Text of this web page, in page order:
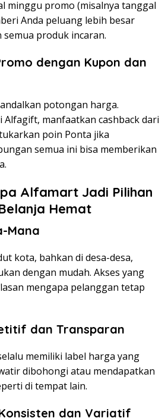
minggu promo (misalnya tanggal
Anda peluang lebih besar
produk incaran.
dengan Kupon dan
potongan harga.
Alfagift, manfaatkan cashback dari
poin Ponta jika
semua ini bisa memberikan
Alfamart Jadi Pilihan
Hemat
Mana
kota, bahkan di desa-desa,
dengan mudah. Akses yang
mengapa pelanggan tetap
dan Transparan
memiliki label harga yang
dibohongi atau mendapatkan
di tempat lain.
dan Variatif